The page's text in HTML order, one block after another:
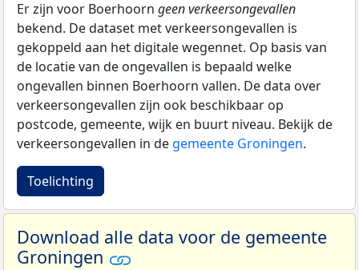
Er zijn voor Boerhoorn geen verkeersongevallen
bekend. De dataset met verkeersongevallen is
gekoppeld aan het digitale wegennet. Op basis van
de locatie van de ongevallen is bepaald welke
ongevallen binnen Boerhoorn vallen. De data over
verkeersongevallen zijn ook beschikbaar op
postcode, gemeente, wijk en buurt niveau. Bekijk de
verkeersongevallen in de gemeente Groningen.
Toelichting
Download alle data voor de gemeente
Groningen